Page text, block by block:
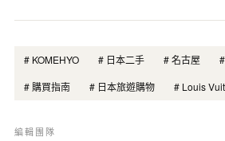
# KOMEHYO # 日本二手 #名古屋 #
# 購買指南 # 日本旅遊購物 # Louis
編輯團隊